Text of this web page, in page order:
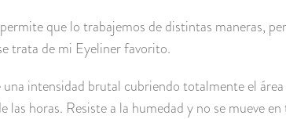
que lo trabajemos de distintas maneras,
trata de mi Eyeliner favorito.
una intensidad brutal cubriendo totalmente el
las horas. Resiste a la humedad y no se mueve